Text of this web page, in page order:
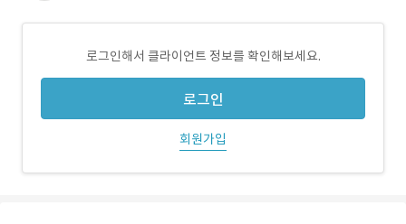
로그인해서 클라이언트 정보를 확인해보세요.
로그인
회원가입